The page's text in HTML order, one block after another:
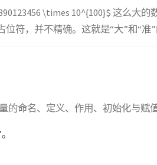
\times 10^{100}$ 这么大
位符，并不精确。这就是“大”和“准”
的命名、定义、作用、初始化与赋